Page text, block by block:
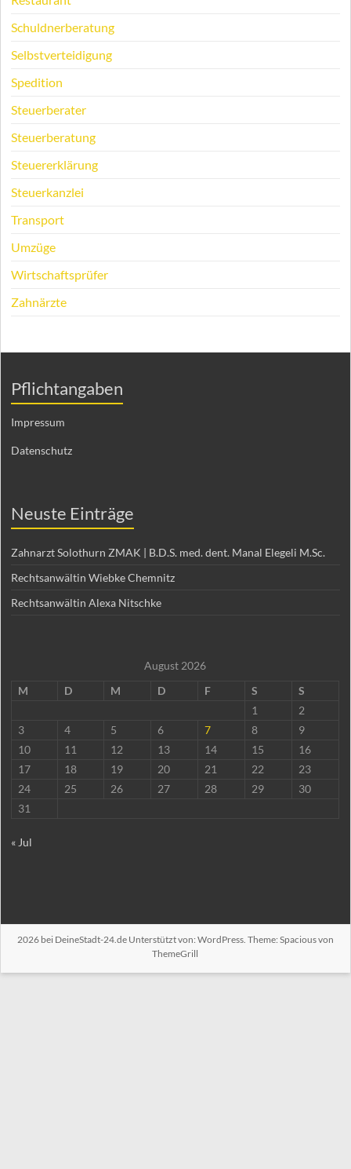
Schuldnerberatung
Selbstverteidigung
Spedition
Steuerberater
Steuerberatung
Steuererklärung
Steuerkanzlei
Transport
Umzüge
Wirtschaftsprüfer
Zahnärzte
Pflichtangaben
Impressum
Datenschutz
Neuste Einträge
Zahnarzt Solothurn ZMAK | B.D.S. med. dent. Manal Elegeli M.Sc.
Rechtsanwältin Wiebke Chemnitz
Rechtsanwältin Alexa Nitschke
August 2026
M
D M D F S
S
1
2
3
4 5 6 7 8
9
10
11 12 13 14 15
16
17
18 19 20 21 22
23
24
25 26 27 28 29
30
31
« Jul
2026 bei DeineStadt-24.deUnterstützt von: WordPress. Theme: Spacious von
ThemeGrill